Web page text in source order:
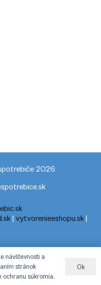
2026
| vytvorenieeshopu.sk|
|telefonny-
na-pc.sk|dnesny-
poriadok.eu
návštevnosti a
stránok
ochranu súkromia.
Ok